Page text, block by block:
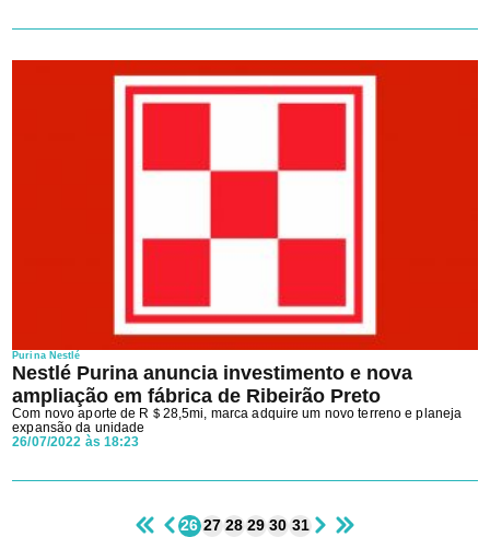
Purina Nestlé
Nestlé Purina anuncia investimento e nova
ampliação em fábrica de Ribeirão Preto
Com novo aporte de R＄28,5mi, marca adquire um novo terreno e planeja
expansão da unidade
26/07/2022 às 18:23
26 27 28 29 30 31